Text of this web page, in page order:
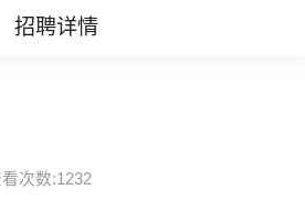
招聘详情
次数:1232